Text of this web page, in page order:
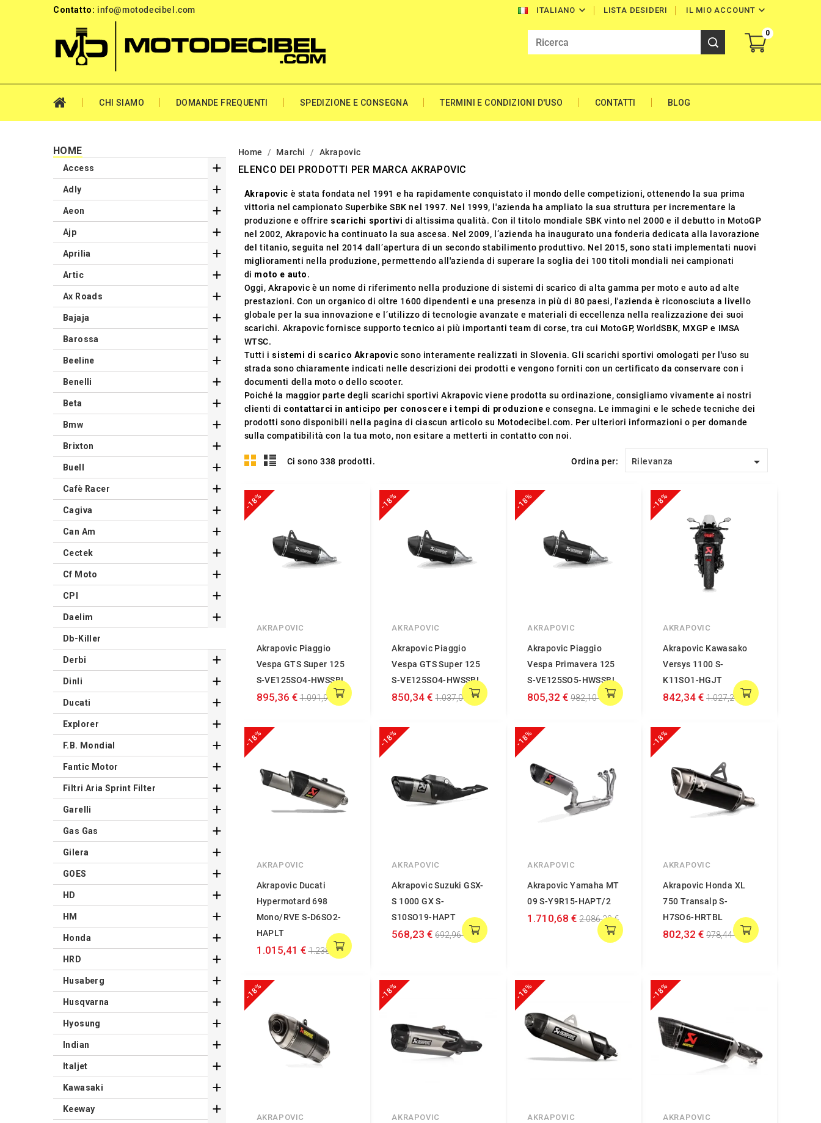
Contatto: info@motodecibel.com ITALIANO  IL MIO ACCOUNT 
LISTA DESIDERI
0
CHI SIAMO DOMANDE FREQUENTI SPEDIZIONE E CONSEGNA TERMINI E CONDIZIONI D'USO CONTATTI BLOG
Home Marchi Akrapovic
ELENCO DEI PRODOTTI PER MARCA AKRAPOVIC
Akrapovic è stata fondata nel 1991 e ha rapidamente conquistato il mondo delle competizioni, ottenendo la sua prima
vittoria nel campionato Superbike SBK nel 1997. Nel 1999, l'azienda ha ampliato la sua struttura per incrementare la
produzione e offrire scarichi sportivi di altissima qualità. Con il titolo mondiale SBK vinto nel 2000 e il debutto in MotoGP
nel 2002, Akrapovic ha continuato la sua ascesa. Nel 2009, l’azienda ha inaugurato una fonderia dedicata alla lavorazione
del titanio, seguita nel 2014 dall’apertura di un secondo stabilimento produttivo. Nel 2015, sono stati implementati nuovi
miglioramenti nella produzione, permettendo all'azienda di superare la soglia dei 100 titoli mondiali nei campionati
di moto e auto.
Oggi, Akrapovic è un nome di riferimento nella produzione di sistemi di scarico di alta gamma per moto e auto ad alte
prestazioni. Con un organico di oltre 1600 dipendenti e una presenza in più di 80 paesi, l'azienda è riconosciuta a livello
globale per la sua innovazione e l’utilizzo di tecnologie avanzate e materiali di eccellenza nella realizzazione dei suoi
scarichi. Akrapovic fornisce supporto tecnico ai più importanti team di corse, tra cui MotoGP, WorldSBK, MXGP e IMSA
WTSC.
Tutti i sistemi di scarico Akrapovic sono interamente realizzati in Slovenia. Gli scarichi sportivi omologati per l'uso su
strada sono chiaramente indicati nelle descrizioni dei prodotti e vengono forniti con un certificato da conservare con i
documenti della moto o dello scooter.
Poiché la maggior parte degli scarichi sportivi Akrapovic viene prodotta su ordinazione, consigliamo vivamente ai nostri
clienti di contattarci in anticipo per conoscere i tempi di produzione e consegna. Le immagini e le schede tecniche dei
prodotti sono disponibili nella pagina di ciascun articolo su Motodecibel.com. Per ulteriori informazioni o per domande
sulla compatibilità con la tua moto, non esitare a metterti in contatto con noi.
Ci sono 338 prodotti. Ordina per: Rilevanza 
-18%
AKRAPOVIC
Akrapovic Piaggio
Vespa GTS Super 125
S-VE125SO4-HWSSBL
895,36 € 1.091,90 €
-18%
AKRAPOVIC
Akrapovic Piaggio
Vespa GTS Super 125
S-VE125SO4-HWSSBL
850,34 € 1.037,00 €
-18%
AKRAPOVIC
Akrapovic Piaggio
Vespa Primavera 125
S-VE125SO5-HWSSBL
805,32 € 982,10 €
-18%
AKRAPOVIC
Akrapovic Kawasako
Versys 1100 S-
K11SO1-HGJT
842,34 € 1.027,24 €
-18%
AKRAPOVIC
Akrapovic Ducati
Hypermotard 698
Mono/RVE S-D6SO2-
HAPLT
1.015,41 € 1.238,30 €
-18%
AKRAPOVIC
Akrapovic Suzuki GSX-
S 1000 GX S-
S10SO19-HAPT
568,23 € 692,96 €
-18%
AKRAPOVIC
Akrapovic Yamaha MT
09 S-Y9R15-HAPT/2
1.710,68 € 2.086,20 €
-18%
AKRAPOVIC
Akrapovic Honda XL
750 Transalp S-
H7SO6-HRTBL
802,32 € 978,44 €
-18%
AKRAPOVIC
-18%
AKRAPOVIC
-18%
AKRAPOVIC
-18%
AKRAPOVIC
HOME
Access 
Adly 
Aeon 
Ajp 
Aprilia 
Artic 
Ax Roads 
Bajaja 
Barossa 
Beeline 
Benelli 
Beta 
Bmw 
Brixton 
Buell 
Cafè Racer 
Cagiva 
Can Am 
Cectek 
Cf Moto 
CPI 
Daelim 
Db-Killer
Derbi 
Dinli 
Ducati 
Explorer 
F.B. Mondial 
Fantic Motor 
Filtri Aria Sprint Filter 
Garelli 
Gas Gas 
Gilera 
GOES 
HD 
HM 
Honda 
HRD 
Husaberg 
Husqvarna 
Hyosung 
Indian 
Italjet 
Kawasaki 
Keeway 